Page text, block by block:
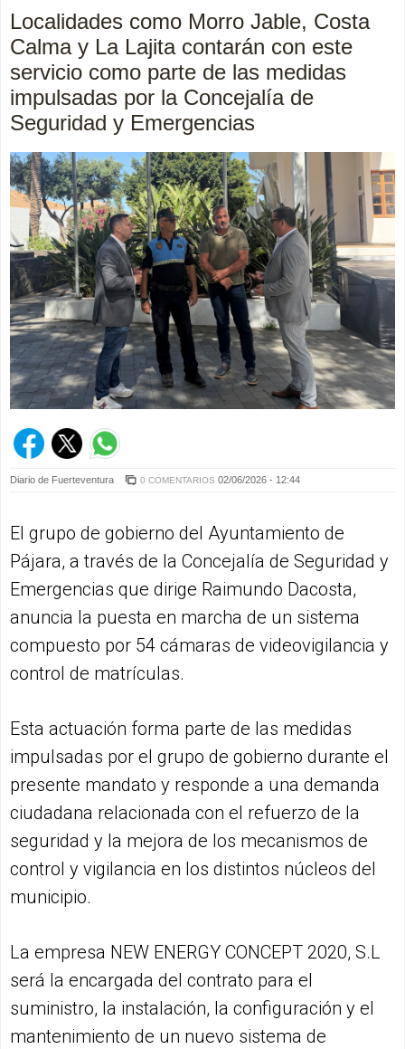
Localidades como Morro Jable, Costa
Calma y La Lajita contarán con este
servicio como parte de las medidas
impulsadas por la Concejalía de
Seguridad y Emergencias
Diario de Fuerteventura 0 COMENTARIOS 02/06/2026 - 12:44
El grupo de gobierno del Ayuntamiento de
Pájara, a través de la Concejalía de Seguridad y
Emergencias que dirige Raimundo Dacosta,
anuncia la puesta en marcha de un sistema
compuesto por 54 cámaras de videovigilancia y
control de matrículas.
Esta actuación forma parte de las medidas
impulsadas por el grupo de gobierno durante el
presente mandato y responde a una demanda
ciudadana relacionada con el refuerzo de la
seguridad y la mejora de los mecanismos de
control y vigilancia en los distintos núcleos del
municipio.
La empresa NEW ENERGY CONCEPT 2020, S.L
será la encargada del contrato para el
suministro, la instalación, la configuración y el
mantenimiento de un nuevo sistema de